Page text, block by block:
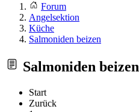
Forum
Angelsektion
Küche
Salmoniden beizen
Salmoniden beizen
Start
Zurück